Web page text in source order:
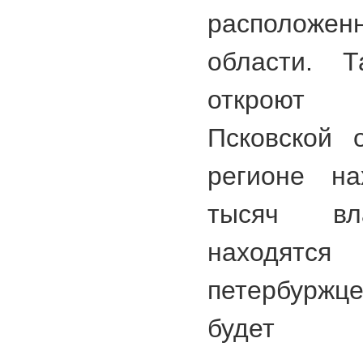
области.
откроют
Псковской
регионе
тысяч
будет